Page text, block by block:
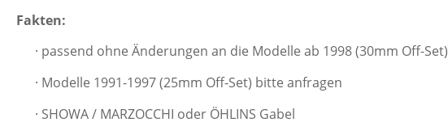
Fakten:
· passend ohne Änderungen an die Modelle ab 1998 (30mm Off-Set)
· Modelle 1991-1997 (25mm Off-Set) bitte anfragen
· SHOWA / MARZOCCHI oder ÖHLINS Gabel